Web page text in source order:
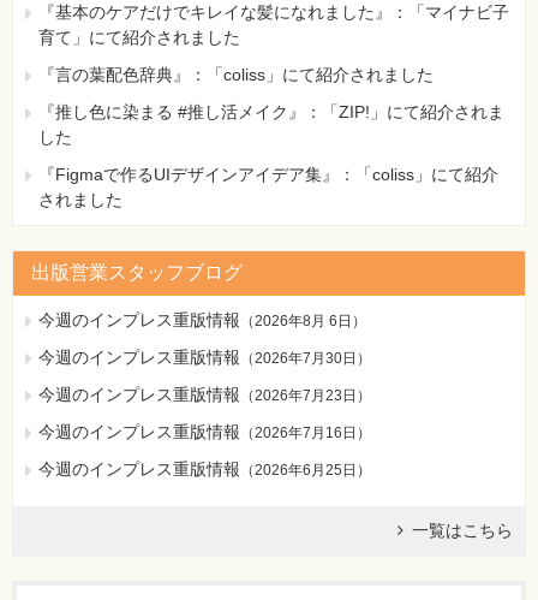
『基本のケアだけでキレイな髪になれました』：「マイナビ子
育て」にて紹介されました
『言の葉配色辞典』：「coliss」にて紹介されました
『推し色に染まる #推し活メイク』：「ZIP!」にて紹介されま
した
『Figmaで作るUIデザインアイデア集』：「coliss」にて紹介
されました
出版営業スタッフブログ
今週のインプレス重版情報 （2026年8月 6日 ）
今週のインプレス重版情報 （2026年7月30日 ）
今週のインプレス重版情報 （2026年7月23日 ）
今週のインプレス重版情報 （2026年7月16日 ）
今週のインプレス重版情報 （2026年6月25日 ）
一覧はこちら